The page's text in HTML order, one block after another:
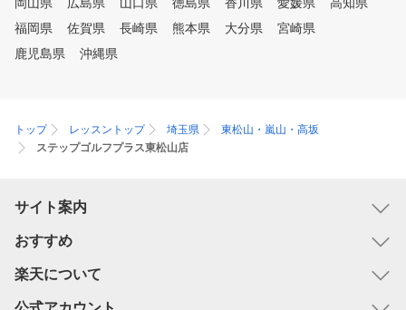
岡山県
広島県 山口県 徳島県 香川県 愛媛県
高知県
福岡県
佐賀県 長崎県 熊本県 大分県
宮崎県
鹿児島県
沖縄県
トップ レッスントップ 埼玉県
東松山・嵐山・高坂
ステップゴルフプラス東松山店
サイト案内
おすすめ
楽天について